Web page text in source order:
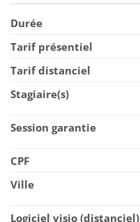
Durée
Tarif présentiel
Tarif distanciel
Stagiaire(s)
Session garantie
CPF
Ville
Logiciel visio (distanciel)